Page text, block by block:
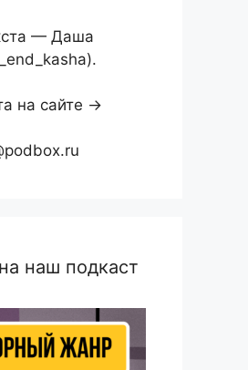
— Даша
на сайте →
наш подкаст